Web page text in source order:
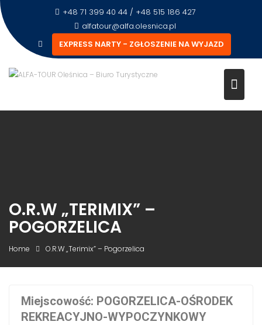
+48 71 399 40 44 / +48 515 186 427
alfatour@alfa.olesnica.pl
EXPRESS NARTY - ZGŁOSZENIE NA WYJAZD
O.R.W „TERIMIX” –
POGORZELICA
Home O.R.W „Terimix” – Pogorzelica
Miejscowość: POGORZELICA-OŚRODEK
REKREACYJNO-WYPOCZYNKOWY